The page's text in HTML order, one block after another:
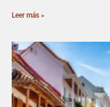
Leer más »